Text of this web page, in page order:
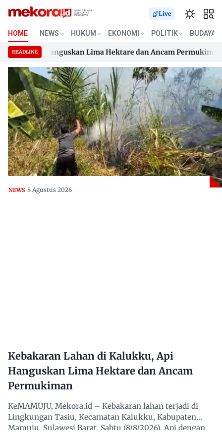
Skip
content
Live
HOME NEWS HUKUM EKONOMI POLITIK BUDAYA
HEADLINE
Api Hanguskan Lima Hektare dan Ancam Permukiman
Api Hanguskan Lima Hektare dan Ancam Permukiman
NEWS 8 Agustus 2026
Kebakaran Lahan di Kalukku, Api
Hanguskan Lima Hektare dan Ancam
Permukiman
KeMAMUJU, Mekora.id – Kebakaran lahan terjadi di
Lingkungan Tasiu, Kecamatan Kalukku, Kabupaten
Mamuju, Sulawesi Barat, Sabtu (8/8/2026). Api dengan